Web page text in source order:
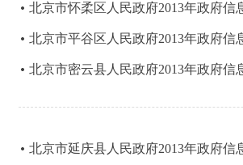
北京市怀柔区人民政府2013年政府信
北京市平谷区人民政府2013年政府信
北京市密云县人民政府2013年政府信
北京市延庆县人民政府2013年政府信